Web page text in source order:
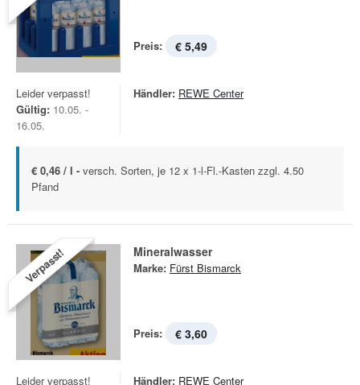
Preis: € 5,49
Leider verpasst!
Gültig: 10.05. -
16.05.
Händler: REWE Center
€ 0,46 / l - versch. Sorten, je 12 x 1-l-Fl.-Kasten zzgl. 4.50
Pfand
Verpasst! Mineralwasser
Marke: Fürst Bismarck
Preis: € 3,60
Leider verpasst!
Händler: REWE Center